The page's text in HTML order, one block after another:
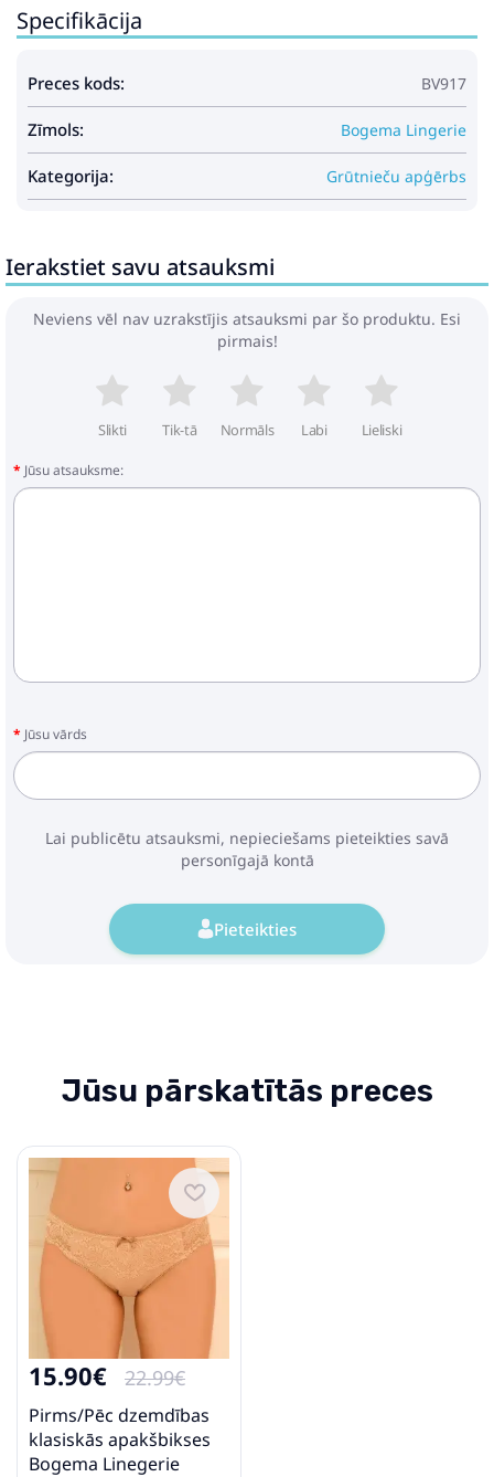
Specifikācija
Preces kods: BV917
Zīmols: Bogema Lingerie
Kategorija: Grūtnieču apģērbs
Ierakstiet savu atsauksmi
Neviens vēl nav uzrakstījis atsauksmi par šo produktu. Esi
pirmais!
Slikti Tik-tā Normāls Labi Lieliski
Jūsu atsauksme:
Jūsu vārds
Lai publicētu atsauksmi, nepieciešams pieteikties savā
personīgajā kontā
Pieteikties
Jūsu pārskatītās preces
15.90€ 22.99€
Pirms/Pēc dzemdības
klasiskās apakšbikses
Bogema Linegerie